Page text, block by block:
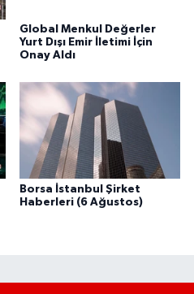
Global Menkul Değerler
Yurt Dışı Emir İletimi İçin
Onay Aldı
Borsa İstanbul Şirket
Haberleri (6 Ağustos)